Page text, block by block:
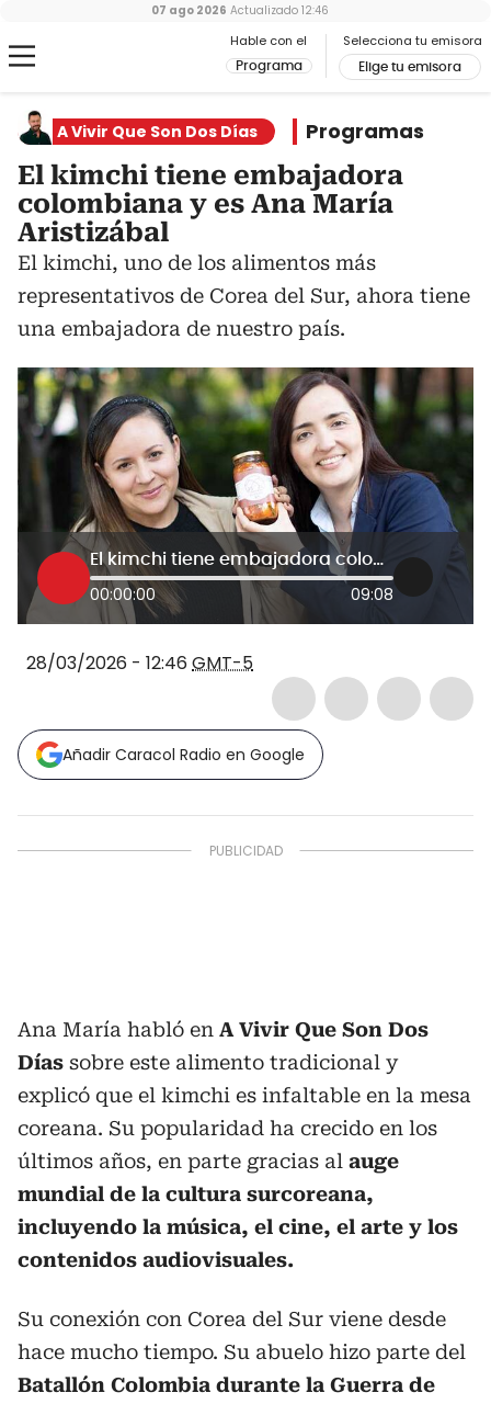
Hable con el
Programa
Selecciona tu emisora
Elige tu emisora
07 ago 2026 Actualizado 12:46
A Vivir Que Son Dos Días Programas
El kimchi tiene embajadora
colombiana y es Ana María
Aristizábal
El kimchi, uno de los alimentos más
representativos de Corea del Sur, ahora tiene
una embajadora de nuestro país.
El kimchi tiene embajadora colombiana y es Ana María Aristizábal
00:00:00 09:08
28/03/2026 - 12:46 GMT-5
Añadir Caracol Radio en Google
Ana María habló en A Vivir Que Son Dos
Días sobre este alimento tradicional y
explicó que el kimchi es infaltable en la mesa
coreana. Su popularidad ha crecido en los
últimos años, en parte gracias al auge
mundial de la cultura surcoreana,
incluyendo la música, el cine, el arte y los
contenidos audiovisuales.
Su conexión con Corea del Sur viene desde
hace mucho tiempo. Su abuelo hizo parte del
Batallón Colombia durante la Guerra de